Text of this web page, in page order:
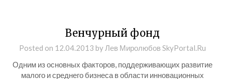
Венчурный фонд
Posted on 12.04.2013 by Лев Миролюбов SkyPortal.Ru
Одним из основных факторов, поддерживающих развитие
малого и среднего бизнеса в области инновационных